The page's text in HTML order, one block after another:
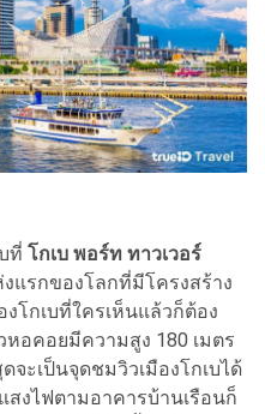
ที่ โกเบ พอร์ท ทาวเวอร์
แรกของโลกที่มีโครงสร้าง
กเบที่ใครเห็นแล้วก็ต้อง
อคอยมีความสูง 180 เมตร
ะเป็นจุดชมวิวเมืองโกเบได้
งไฟตามอาคารบ้านเรือนก็